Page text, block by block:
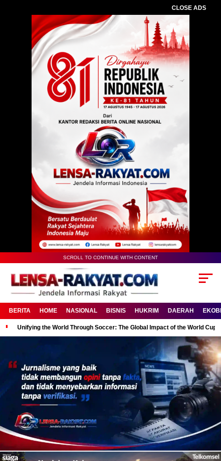
CLOSE ADS
SCROLL TO CONTINUE WITH CONTENT
BERITA HOME NASIONAL BISNIS HUKRIM DAERAH
Unifying the World Through Soccer: The Global Impact of the World Cup